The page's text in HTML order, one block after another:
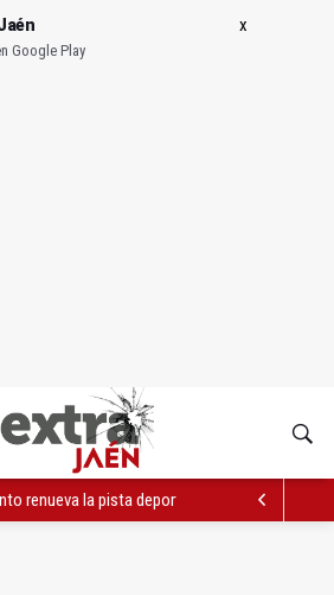
Google Play
renueva la pista deportiva del CEIP San José